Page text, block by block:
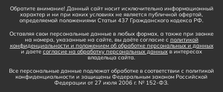
Обратите внимание! Данный сайт носит исключительно информационный
характер и ни при каких условиях не является публичной офертой,
определяемой положениями Статьи 437 Гражданского кодекса РФ.
Оставляя свои персональные данные в любых формах, а также при звонке
на номера, указанные на сайте, вы даёте согласие с политикой
конфиденциальности и положением об обработке персональных и данных
и даете согласие на обработку персональных данных в интересах
владельца сайта.
Все персональные данные подлежат обработке в соответствии с политикой
конфиденциальности и защищены Федеральным законом Российской
Федерации от 27 июля 2006 г. № 152-ФЗ.